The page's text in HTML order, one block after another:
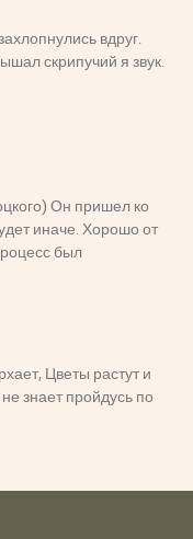
вдруг.
скрипучий я звук.
Он пришел ко
иначе. Хорошо от
был
Цветы растут и
знает пройдусь по